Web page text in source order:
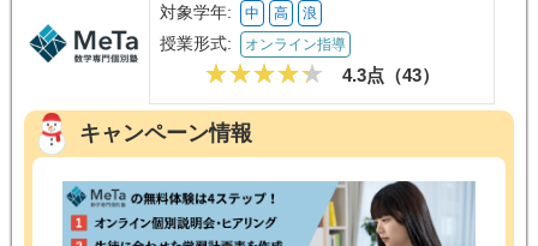
対象学年: 中 高 浪
授業形式: オンライン指導
4.3点（43）
キャンペーン情報